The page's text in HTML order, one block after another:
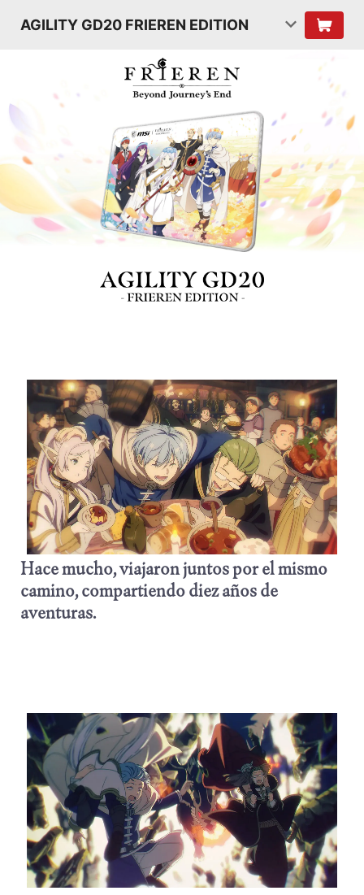
AGILITY GD20 FRIEREN EDITION
Hace mucho, viajaron juntos por el mismo
camino, compartiendo diez años de
aventuras.